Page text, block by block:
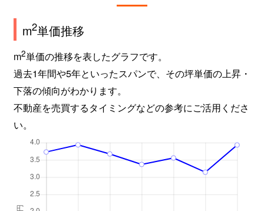
m2単価推移
m2単価の推移を表したグラフです。
過去1年間や5年といったスパンで、その坪単価の上昇・
下落の傾向がわかります。
不動産を売買するタイミングなどの参考にご活用くださ
い。